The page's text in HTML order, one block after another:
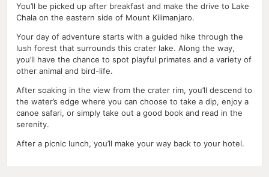
You’ll be picked up after breakfast and make the drive to Lake
Chala on the eastern side of Mount Kilimanjaro.
Your day of adventure starts with a guided hike through the
lush forest that surrounds this crater lake. Along the way,
you’ll have the chance to spot playful primates and a variety of
other animal and bird-life.
After soaking in the view from the crater rim, you’ll descend to
the water’s edge where you can choose to take a dip, enjoy a
canoe safari, or simply take out a good book and read in the
serenity.
After a picnic lunch, you’ll make your way back to your hotel.